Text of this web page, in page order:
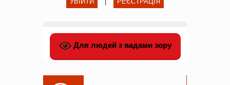
Для людей з вадами зору